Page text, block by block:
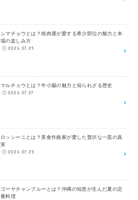
シマチョウとは？焼肉通が愛する希少部位の魅力と本
場の楽しみ方
2026.07.29
マルチョウとは？牛小腸の魅力と知られざる歴史
2026.07.27
ロッシーニとは？美食作曲家が愛した贅沢な一皿の真
実
2026.07.25
ゴーヤチャンプルーとは？沖縄の知恵が生んだ夏の定
番料理